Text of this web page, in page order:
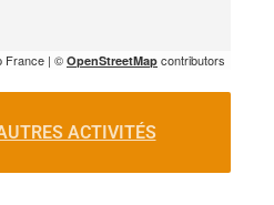
France | © OpenStreetMap contributors
ACTIVITÉS